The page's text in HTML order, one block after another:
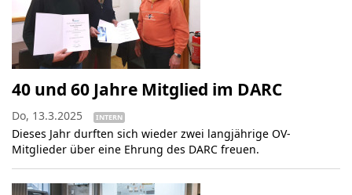
40 und 60 Jahre Mitglied im DARC
Do, 13.3.2025 INTERN
Dieses Jahr durften sich wieder zwei langjährige OV-
Mitglieder über eine Ehrung des DARC freuen.